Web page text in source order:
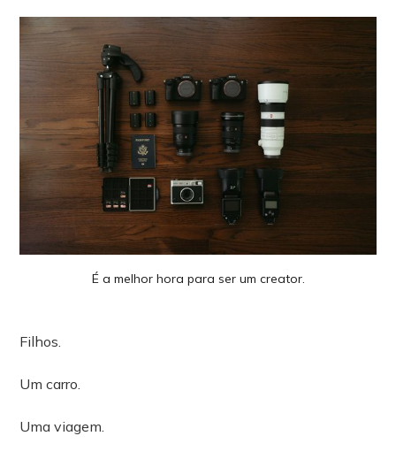
É a melhor hora para ser um creator.
Filhos.
Um carro.
Uma viagem.